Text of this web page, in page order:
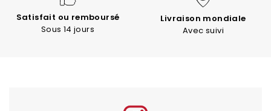
Satisfait ou remboursé
Sous 14 jours
Livraison mondiale
Avec suivi